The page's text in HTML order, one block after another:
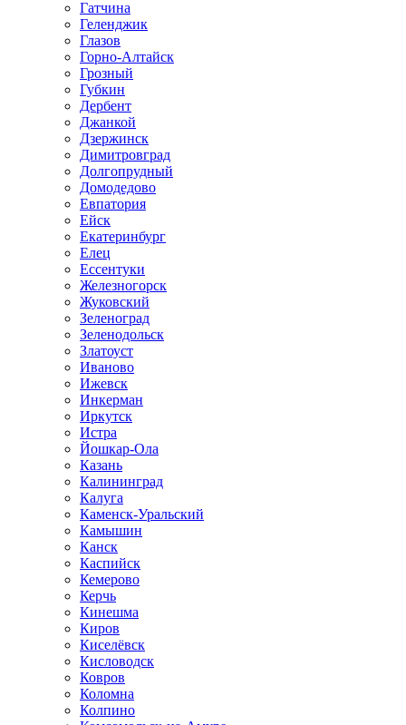
Гатчина
Геленджик
Глазов
Горно-Алтайск
Грозный
Губкин
Дербент
Джанкой
Дзержинск
Димитровград
Долгопрудный
Домодедово
Евпатория
Ейск
Екатеринбург
Елец
Ессентуки
Железногорск
Жуковский
Зеленоград
Зеленодольск
Златоуст
Иваново
Ижевск
Инкерман
Иркутск
Истра
Йошкар-Ола
Казань
Калининград
Калуга
Каменск-Уральский
Камышин
Канск
Каспийск
Кемерово
Керчь
Кинешма
Киров
Киселёвск
Кисловодск
Ковров
Коломна
Колпино